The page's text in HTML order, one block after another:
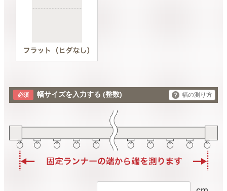
幅サイズを入力する (整数) 幅の測り方